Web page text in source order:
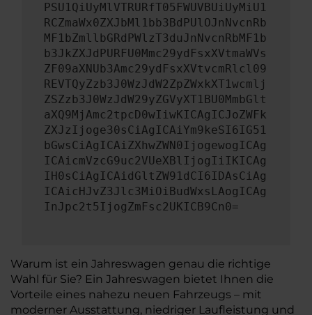
PSU1QiUyMlVTRURfT05FWUVBUiUyMiU1
RCZmaWx0ZXJbMl1bb3BdPUlOJnNvcnRb
MF1bZmllbGRdPWlzT3duJnNvcnRbMF1b
b3JkZXJdPURFU0Mmc29ydFsxXVtmaWVs
ZF09aXNUb3Amc29ydFsxXVtvcmRlcl09
REVTQyZzb3J0WzJdW2ZpZWxkXT1wcmlj
ZSZzb3J0WzJdW29yZGVyXT1BU0MmbGlt
aXQ9MjAmc2tpcD0wIiwKICAgICJoZWFk
ZXJzIjoge30sCiAgICAiYm9keSI6IG51
bGwsCiAgICAiZXhwZWN0IjogewogICAg
ICAicmVzcG9uc2VUeXBlIjogIiIKICAg
IH0sCiAgICAidGltZW91dCI6IDAsCiAg
ICAicHJvZ3Jlc3MiOiBudWxsLAogICAg
InJpc2t5IjogZmFsc2UKICB9Cn0=
Warum ist ein Jahreswagen genau die richtige
Wahl für Sie? Ein Jahreswagen bietet Ihnen die
Vorteile eines nahezu neuen Fahrzeugs – mit
moderner Ausstattung, niedriger Laufleistung und